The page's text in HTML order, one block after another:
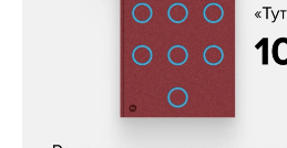
Кира Ярмыш,